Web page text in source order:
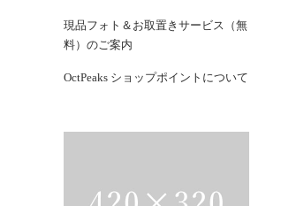
現品フォト＆お取置きサービス（無
料）のご案内
OctPeaks ショップポイントについて